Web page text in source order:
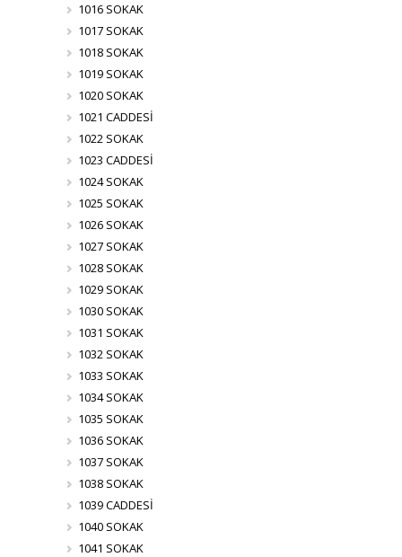
1016 SOKAK
1017 SOKAK
1018 SOKAK
1019 SOKAK
1020 SOKAK
1021 CADDESİ
1022 SOKAK
1023 CADDESİ
1024 SOKAK
1025 SOKAK
1026 SOKAK
1027 SOKAK
1028 SOKAK
1029 SOKAK
1030 SOKAK
1031 SOKAK
1032 SOKAK
1033 SOKAK
1034 SOKAK
1035 SOKAK
1036 SOKAK
1037 SOKAK
1038 SOKAK
1039 CADDESİ
1040 SOKAK
1041 SOKAK